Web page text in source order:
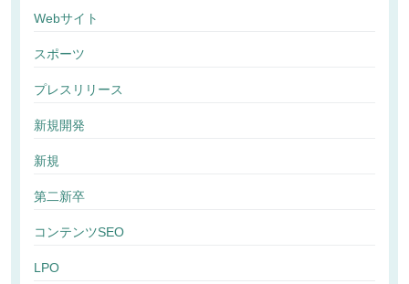
Webサイト
スポーツ
プレスリリース
新規開発
新規
第二新卒
コンテンツSEO
LPO